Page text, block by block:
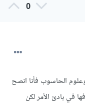
0
الحاسوب فأنا انصح
في بادئ الأمر لكن